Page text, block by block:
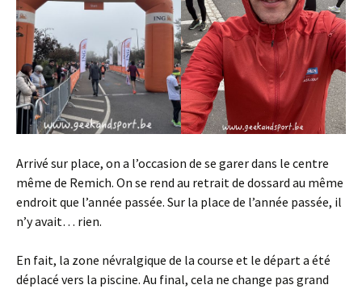
Arrivé sur place, on a l’occasion de se garer dans le centre
même de Remich. On se rend au retrait de dossard au même
endroit que l’année passée. Sur la place de l’année passée, il
n’y avait… rien.
En fait, la zone névralgique de la course et le départ a été
déplacé vers la piscine. Au final, cela ne change pas grand